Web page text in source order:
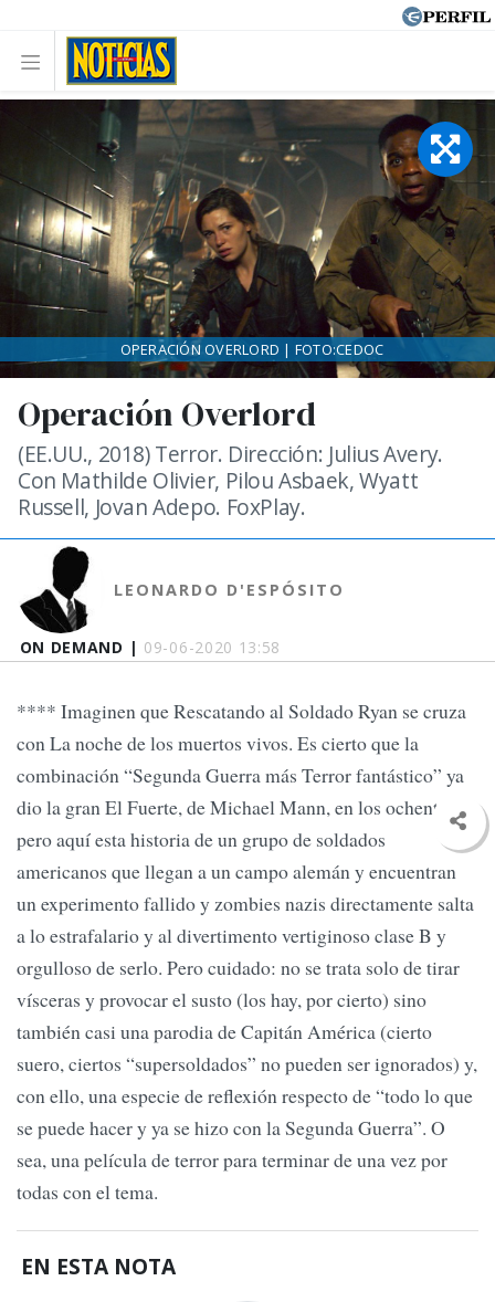
ON DEMAND | 09-06-2020 13:58
Operación Overlord
(EE.UU., 2018) Terror. Dirección: Julius Avery.
Con Mathilde Olivier, Pilou Asbaek, Wyatt
Russell, Jovan Adepo. FoxPlay.
LEONARDO D'ESPÓSITO
OPERACIÓN OVERLORD | FOTO:CEDOC
**** Imaginen que Rescatando al Soldado Ryan se cruza
con La noche de los muertos vivos. Es cierto que la
combinación “Segunda Guerra más Terror fantástico” ya
dio la gran El Fuerte, de Michael Mann, en los ochenta,
pero aquí esta historia de un grupo de soldados
americanos que llegan a un campo alemán y encuentran
un experimento fallido y zombies nazis directamente salta
a lo estrafalario y al divertimento vertiginoso clase B y
orgulloso de serlo. Pero cuidado: no se trata solo de tirar
vísceras y provocar el susto (los hay, por cierto) sino
también casi una parodia de Capitán América (cierto
suero, ciertos “supersoldados” no pueden ser ignorados) y,
con ello, una especie de reflexión respecto de “todo lo que
se puede hacer y ya se hizo con la Segunda Guerra”. O
sea, una película de terror para terminar de una vez por
todas con el tema.
EN ESTA NOTA